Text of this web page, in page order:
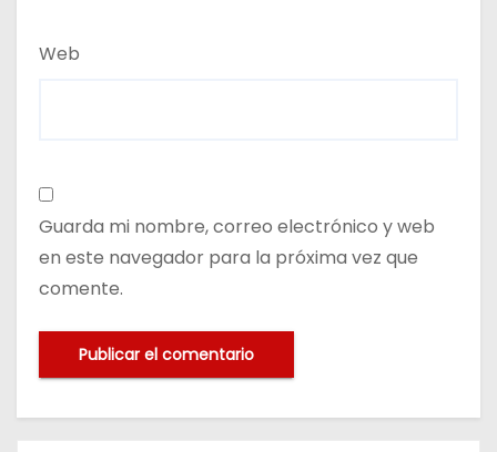
Web
Guarda mi nombre, correo electrónico y web
en este navegador para la próxima vez que
comente.